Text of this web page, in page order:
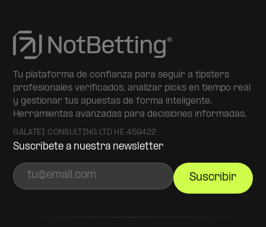
Tu plataforma de confianza para seguir a tipsters
profesionales verificados, analizar picks en tiempo real
y gestionar tus apuestas de forma inteligente.
Herramientas avanzadas para decisiones informadas.
GALATEI CONSULTING LTD HE 459422
Suscríbete a nuestra newsletter
Suscribir